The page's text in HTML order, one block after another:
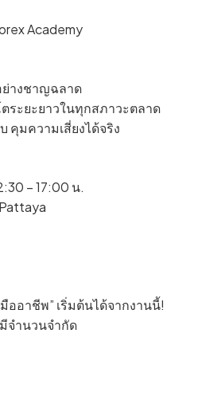
Academy
ย่างชาญฉลาด
ตระยะยาวในทุกสภาวะตลาด
คุมความเสี่ยงได้จริง
– 17:00 น.
ออาชีพ” เริ่มต้นได้จากงานนี้!
จำนวนจำกัด